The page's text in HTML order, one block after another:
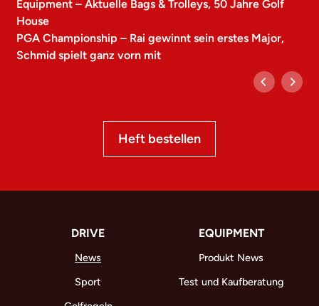
Equipment – Aktuelle Bags & Trolleys, 50 Jahre Golf
House
PGA Championship – Rai gewinnt sein erstes Major,
Schmid spielt ganz vorn mit
Heft bestellen
DRIVE
News
Sport
EQUIPMENT
Produkt News
Test und Kaufberatung